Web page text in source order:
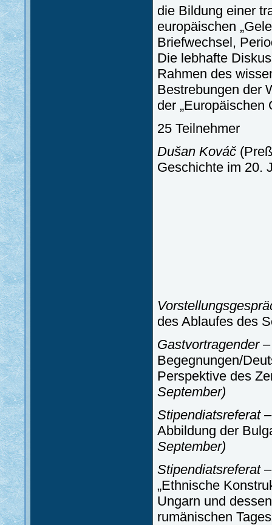
die Bildung einer
europäischen
Briefwechsel,
Die lebhafte
Rahmen des
Bestrebungen der
der „Europäischen
25 Teilnehmer
Dušan Kováč
Geschichte im 20.
des Ablaufes des
Gastvortragender
Begegnungen/
Perspektive des
September)
Stipendiatsreferat
Abbildung der
September)
Stipendiatsreferat
„Ethnische
Ungarn und
rumänischen